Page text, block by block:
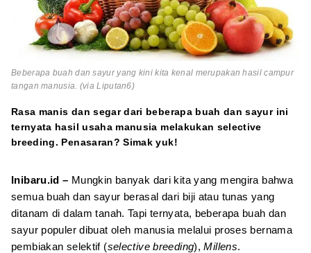
Beberapa buah dan sayur yang kini kita kenal merupakan hasil campur
tangan manusia. (via Liputan6)
Rasa manis dan segar dari beberapa buah dan sayur ini
ternyata hasil usaha manusia melakukan selective
breeding. Penasaran? Simak yuk!
Inibaru.id – Mungkin banyak dari kita yang mengira bahwa
semua buah dan sayur berasal dari biji atau tunas yang
ditanam di dalam tanah. Tapi ternyata, beberapa buah dan
sayur populer dibuat oleh manusia melalui proses bernama
pembiakan selektif (selective breeding),Millens.